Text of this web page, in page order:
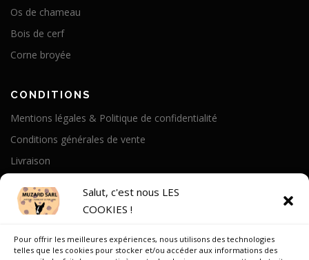
Salut, c'est nous LES
COOKIES !
Pour offrir les meilleures expériences, nous utilisons des technologies
telles que les cookies pour stocker et/ou accéder aux informations des
Os de chameau
Bois de cerf
Corne broyée
CONDITIONS
Mentions légales & Politique de confidentialité
Conditions générales de vente
Livraison
Notre Histoire